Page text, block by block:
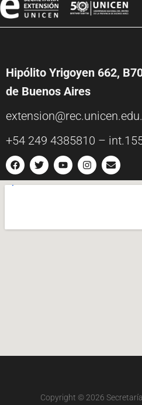
Hipólito Yrigoyen 662,
de Buenos Aires
+54 249 4385810 –
Copyright © 2026